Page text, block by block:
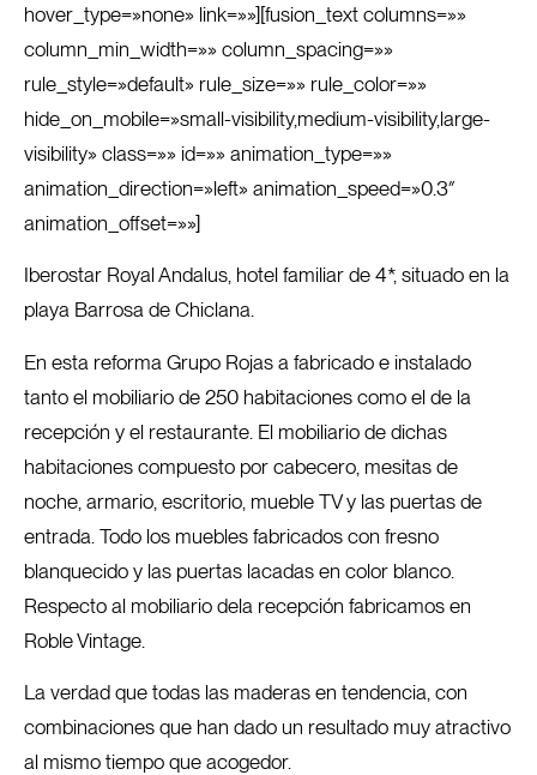
hover_type=»none» link=»»][fusion_text columns=»»
column_min_width=»» column_spacing=»»
rule_style=»default» rule_size=»» rule_color=»»
hide_on_mobile=»small-visibility,medium-visibility,large-
visibility» class=»» id=»» animation_type=»»
animation_direction=»left» animation_speed=»0.3″
animation_offset=»»]
Iberostar Royal Andalus, hotel familiar de 4*, situado en la
playa Barrosa de Chiclana.
En esta reforma Grupo Rojas a fabricado e instalado
tanto el mobiliario de 250 habitaciones como el de la
recepción y el restaurante. El mobiliario de dichas
habitaciones compuesto por cabecero, mesitas de
noche, armario, escritorio, mueble TV y las puertas de
entrada. Todo los muebles fabricados con fresno
blanquecido y las puertas lacadas en color blanco.
Respecto al mobiliario dela recepción fabricamos en
Roble Vintage.
La verdad que todas las maderas en tendencia, con
combinaciones que han dado un resultado muy atractivo
al mismo tiempo que acogedor.